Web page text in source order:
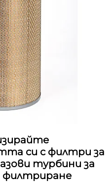
си с филтри за
турбини за
филтриране